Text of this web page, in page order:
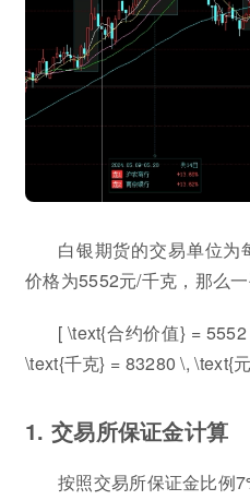
白银期货的交易单位为
价格为5552元/千克，那么
[ \text{合约价值} =
\text{千克} = 83280 \, \text{
1. 交易所保证金计算
按照交易所保证金比例